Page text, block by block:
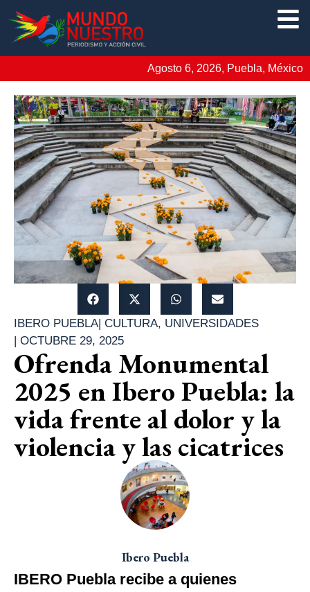
Agosto 6, 2026, Puebla, México
IBERO PUEBLA| CULTURA, UNIVERSIDADES
| OCTUBRE 29, 2025
Ofrenda Monumental
2025 en Ibero Puebla: la
vida frente al dolor y la
violencia y las cicatrices
Ibero Puebla
IBERO Puebla recibe a quienes